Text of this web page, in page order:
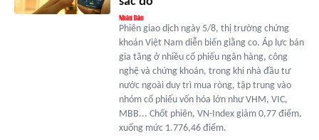
Phiên giao dịch ngày 5/8, thị trường chứng
khoán Việt Nam diễn biến giằng co. Áp lực bán
gia tăng ở nhiều cổ phiếu ngân hàng, công
nghệ và chứng khoán, trong khi nhà đầu tư
nước ngoài duy trì mua ròng, tập trung vào
nhóm cổ phiếu vốn hóa lớn như VHM, VIC,
MBB... Chốt phiên, VN-Index giảm 0,77 điểm,
xuống mức 1.776,46 điểm.